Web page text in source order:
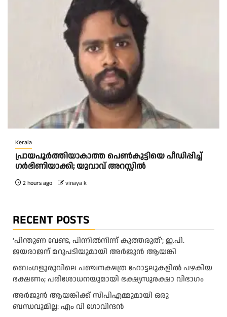
Kerala
പ്രായപൂർത്തിയാകാത്ത പെൺകുട്ടിയെ പീഡിപ്പിച്ച്
ഗർഭിണിയാക്കി; യുവാവ് അറസ്റ്റിൽ
2 hours ago vinaya k
RECENT POSTS
‘പിന്തുണ വേണ്ട, പിന്നിൽനിന്ന് കുത്തരുത്’; ഇ.പി.
ജയരാജന് മറുപടിയുമായി അർജുൻ ആയങ്കി
ബെംഗളൂരുവിലെ പഞ്ചനക്ഷത്ര ഹോട്ടലുകളിൽ പഴകിയ
ഭക്ഷണം; പരിശോധനയുമായി ഭക്ഷ്യസുരക്ഷാ വിഭാഗം
അര്‍ജുന്‍ ആയങ്കിക്ക് സിപിഎമ്മുമായി ഒരു
ബന്ധവുമില്ല: എം വി ഗോവിന്ദന്‍